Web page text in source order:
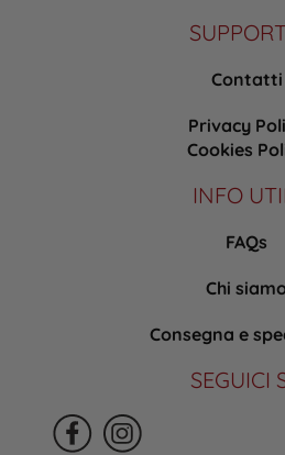
Contatti
Privacy
Cookies
INFO
FAQs
Chi
Consegna e
SEGUICI